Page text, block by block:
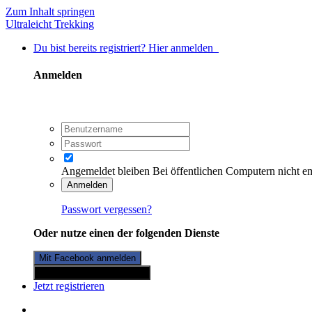
Zum Inhalt springen
Ultraleicht Trekking
Du bist bereits registriert? Hier anmelden
Anmelden
Angemeldet bleiben Bei öffentlichen Computern nicht
Anmelden
Passwort vergessen?
Oder nutze einen der folgenden Dienste
Mit Facebook anmelden
Jetzt registrieren